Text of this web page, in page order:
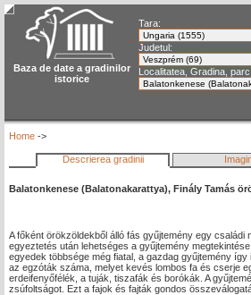
Baza de date a gradinilor
istorice
Tara:
Judetul:
Localitatea, Gradina, parc:
Home ->
Descrierea gradinii
Balatonkenese (Balatonakarattya), Finály Tamás
A főként örökzöldekből álló fás gyűjtemény egy
egyeztetés után lehetséges a gyűjtemény
egyedek többsége még fiatal, a gazdag gyűjtemény
az egzóták száma, melyet kevés lombos fa és cserje
erdeifenyőfélék, a tuják, tiszafák és borókák. A
zsúfoltságot. Ezt a fajok és fajták gondos